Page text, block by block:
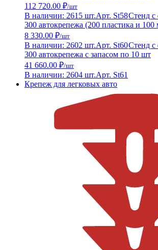
112 720.00 ₽/шт
В наличии: 2615 шт.Арт. St58Стенд
300 автокрепежа (200 пластика и 100
8 330.00 ₽/шт
В наличии: 2602 шт.Арт. St60Стенд
300 автокрепежа с запасом по 10 шт
41 660.00 ₽/шт
В наличии: 2604 шт.Арт. St61
Крепеж для легковых авто